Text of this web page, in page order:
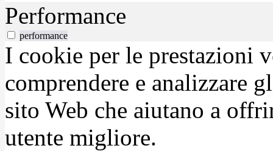
Performance
performance
I cookie per le prestazioni
comprendere e analizzare
sito Web che aiutano a
utente migliore.